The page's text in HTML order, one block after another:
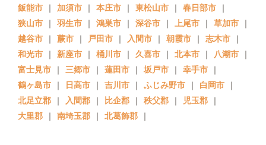
飯能市 ｜ 加須市 ｜ 本庄市 ｜ 東松山市 ｜ 春日部市 ｜
狭山市 ｜ 羽生市 ｜ 鴻巣市 ｜ 深谷市 ｜ 上尾市 ｜ 草加市 ｜
越谷市 ｜ 蕨市 ｜ 戸田市 ｜ 入間市 ｜ 朝霞市 ｜ 志木市 ｜
和光市 ｜ 新座市 ｜ 桶川市 ｜ 久喜市 ｜ 北本市 ｜ 八潮市 ｜
富士見市 ｜ 三郷市 ｜ 蓮田市 ｜ 坂戸市 ｜ 幸手市 ｜
鶴ヶ島市 ｜ 日高市 ｜ 吉川市 ｜ ふじみ野市 ｜ 白岡市 ｜
北足立郡 ｜ 入間郡 ｜ 比企郡 ｜ 秩父郡 ｜ 児玉郡 ｜
大里郡 ｜ 南埼玉郡 ｜ 北葛飾郡 ｜